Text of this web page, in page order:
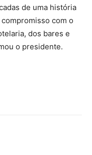
de uma história
com o
dos bares e
o presidente.